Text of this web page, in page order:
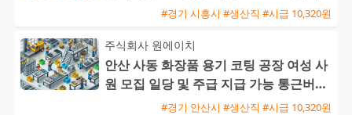
#경기 시흥시 #생산직 #시급 10,320원
주식회사 원에이치
안산 사동 화장품 용기 코팅 공장 여성 사
원 모집 일당 및 주급 지급 가능 통근버스
#경기 안산시 #생산직 #시급 10,320원